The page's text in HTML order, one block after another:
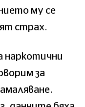
му се
страх.
наркотични
за